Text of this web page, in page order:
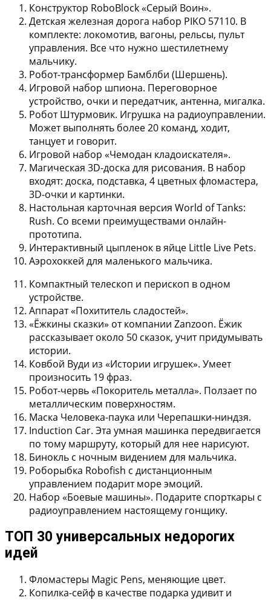
Конструктор RoboBlock «Серый Воин».
Детская железная дорога набор PIKO 57110. В
комплекте: локомотив, вагоны, рельсы, пульт
управления. Все что нужно шестилетнему
мальчику.
Робот-трансформер Бамблби (Шершень).
Игровой набор шпиона. Переговорное
устройство, очки и передатчик, антенна, мигалка.
Робот Штурмовик. Игрушка на радиоуправлении.
Может выполнять более 20 команд, ходит,
танцует и говорит.
Игровой набор «Чемодан кладоискателя».
Магическая 3D-доска для рисования. В набор
входят: доска, подставка, 4 цветных фломастера,
3D-очки и картинки.
Настольная карточная версия World of Tanks:
Rush. Со всеми преимуществами онлайн-
прототипа.
Интерактивный цыпленок в яйце Little Live Pets.
Аэрохоккей для маленького мальчика.
Компактный телескоп и перископ в одном
устройстве.
Аппарат «Похититель сладостей».
«Ёжкины сказки» от компании Zanzoon. Ёжик
рассказывает около 50 сказок, учит придумывать
истории.
Ковбой Вуди из «Истории игрушек». Умеет
произносить 19 фраз.
Робот-червь «Покоритель металла». Ползает по
металлическим поверхностям.
Маска Человека-паука или Черепашки-ниндзя.
Induction Car. Эта умная машинка передвигается
по тому маршруту, который для нее нарисуют.
Бинокль с ночным видением для мальчика.
Роборыбка Robofish с дистанционным
управлением подарит море эмоций.
Набор «Боевые машины». Подарите спорткары с
радиоуправлением настоящему гонщику.
ТОП 30 универсальных недорогих
идей
Фломастеры Magic Pens, меняющие цвет.
Копилка-сейф в качестве подарка удивит и